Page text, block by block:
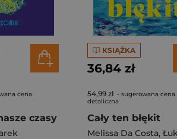
cena
czasy
KSIĄŻKA
36,84 zł
54,99 zł - sugerowana cena
detaliczna
Cały ten błękit
Melissa Da Costa,